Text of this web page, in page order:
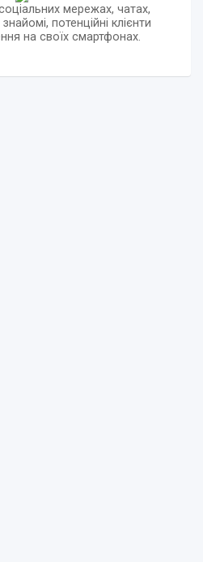
мережах, чатах,
потенційні клієнти
на своїх смартфонах.